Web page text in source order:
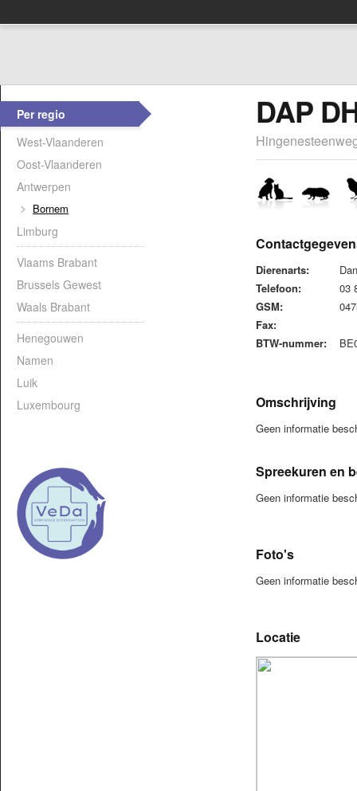
Per regio
West-Vlaanderen
Oost-Vlaanderen
Antwerpen
Bornem
Limburg
Vlaams Brabant
Brussels Gewest
Waals Brabant
Henegouwen
Namen
Luik
Luxembourg
DAP
Dierenarts:
Telefoon:
03
GSM:
Fax:
BTW-nummer:
Omschrijving
Geen informatie
Spreekuren en
Geen informatie
Foto's
Geen informatie
Locatie